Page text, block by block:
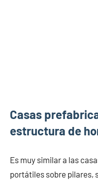
Casas
estructura de
Es muy similar a las
portátiles sobre pilares,